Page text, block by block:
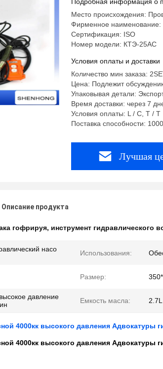
Место происхождения:
Фирменное наименование:
Сертификация: ISO
Номер модели: КТЭ-25АС
Условия оплаты и доставки
Количество мин заказа:
Цена: Подлежит
Упаковывая детали:
Время доставки: через 7
Условия оплаты: L / C, T / T
Поставка способности:
Лучшая
Описание продукта
гофрируя, инструмент гидравлического
насо
Использования:
Размер:
давление
Емкость масла: 2.7L
4000кк высокого давления Адвокатуры
4000кк высокого давления Адвокатуры